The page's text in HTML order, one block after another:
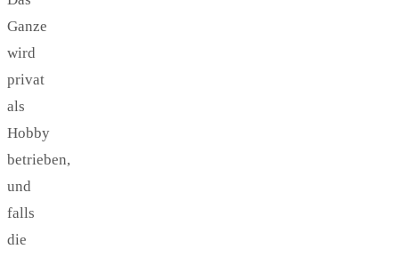
Ganze
wird
privat
als
Hobby
betrieben,
und
falls
die